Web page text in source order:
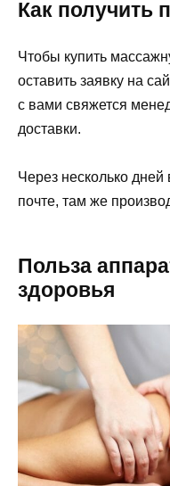
Как получить
Чтобы купить
оставить заявку на
с вами свяжется
доставки.
Через несколько дней
почте, там же
Польза
здоровья